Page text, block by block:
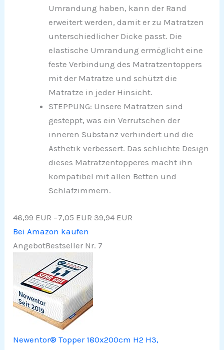
Umrandung haben, kann der Rand
erweitert werden, damit er zu Matratzen
unterschiedlicher Dicke passt. Die
elastische Umrandung ermöglicht eine
feste Verbindung des Matratzentoppers
mit der Matratze und schützt die
Matratze in jeder Hinsicht.
STEPPUNG: Unsere Matratzen sind
gesteppt, was ein Verrutschen der
inneren Substanz verhindert und die
Ästhetik verbessert. Das schlichte Design
dieses Matratzentopperes macht ihn
kompatibel mit allen Betten und
Schlafzimmern.
46,99 EUR −7,05 EUR 39,94 EUR
Bei Amazon kaufen
AngebotBestseller Nr. 7
Newentor® Topper 180x200cm H2 H3,